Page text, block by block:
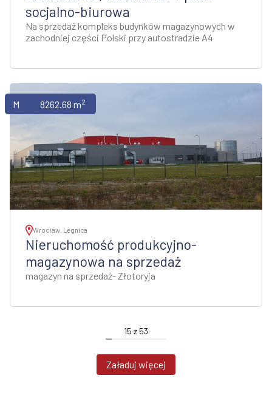
socjalno-biurowa
Na sprzedaż kompleks budynków magazynowych w
zachodniej części Polski przy autostradzie A4
Magazyny8262.68 m2
Wrocław, Legnica
Nieruchomość produkcyjno-
magazynowa na sprzedaż
magazyn na sprzedaż- Złotoryja
15 z 53
Załaduj więcej